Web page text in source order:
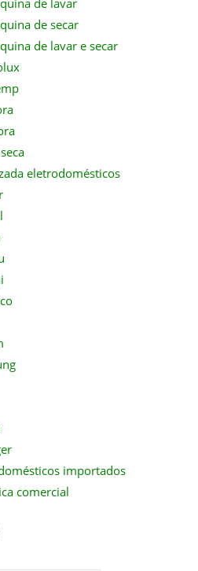
de lavar
de secar
de lavar e secar
eletrodomésticos
importados
comercial